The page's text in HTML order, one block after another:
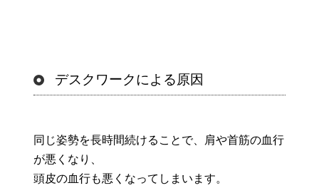
デスクワークによる原因
同じ姿勢を長時間続けることで、肩や首筋の血行
が悪くなり、
頭皮の血行も悪くなってしまいます。